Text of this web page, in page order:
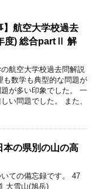
】航空大学校過去
度) 総合partⅡ 解
航空大学校過去問解説
も数学も典型的な問題が
が多い印象でした。 一
い問題でした。 また、
本の県別の山の高
ての備忘録です。 47
大雪山(旭岳)